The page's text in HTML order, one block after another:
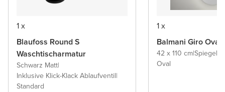
1 x
Blaufoss Round S
Waschtischarmatur
Schwarz Matt|
Inklusive Klick-Klack Ablaufventil|
Standard
1 x
Balmani Giro Oval
42 x 110 cm|Spiegel
Oval